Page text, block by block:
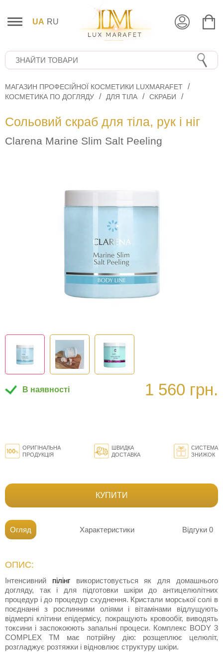
UA RU
МАГАЗИН ПРОФЕСІЙНОЇ КОСМЕТИКИ LUXMARAFET
КОСМЕТИКА ПО ДОГЛЯДУ
ДЛЯ ТІЛА СКРАБИ
Сольовий скраб для тіла, рук і ніг
Clarena Marine Slim Salt Peeling
В наявності 1 560 грн.
ОРИГІНАЛЬНА
ПРОДУКЦІЯ
ШВИДКА
ДОСТАВКА
СИСТЕМА
ЗНИЖОК
КУПИТИ
Огляд Характеристики Відгуки 0
ОПИС:
Інтенсивний пілінгвикористовується як для домашнього
догляду, так і для підготовки шкіри до антицелюлітних
процедур і до процедур схуднення. Кристали морської солі в
поєднанні з рослинними оліями і вітамінами відлущують
відмерлі клітини епідермісу, покращують кровообіг, виводять
токсини і заспокоюють запальні процеси. Комплекс BODY 3
COMPLEX TM має потрійну дію: розщеплює целюліт,
розгладжує розтяжки і відновлює структуру шкіри.